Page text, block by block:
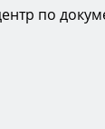
по